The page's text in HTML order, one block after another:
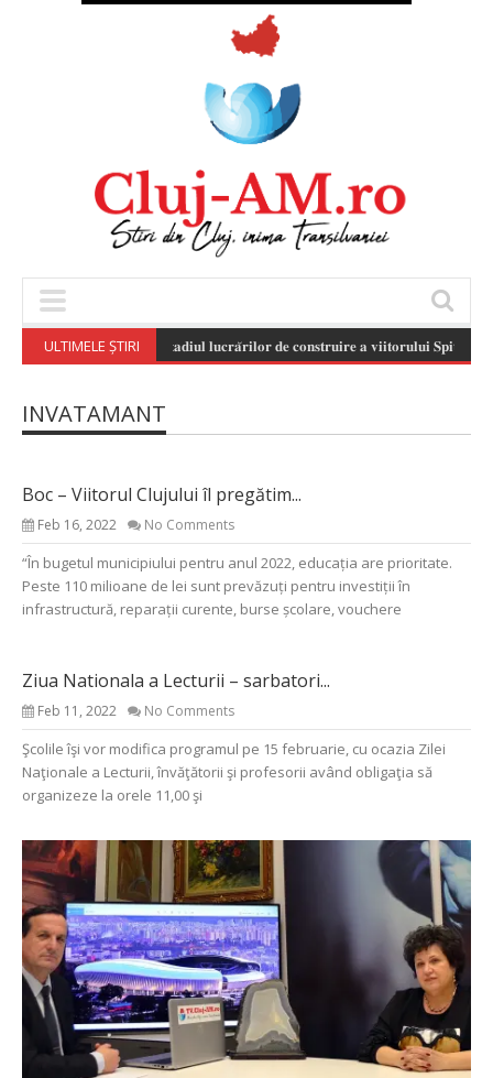
ULTIMELE ȘTIRI𝐒𝐭𝐚𝐝𝐢𝐮𝐥 𝐥𝐮𝐜𝐫𝐚̆𝐫𝐢𝐥𝐨𝐫 𝐝𝐞 𝐜𝐨𝐧𝐬𝐭𝐫𝐮𝐢𝐫𝐞 𝐚 𝐯𝐢𝐢𝐭𝐨𝐫𝐮𝐥𝐮𝐢 𝐒𝐩𝐢𝐭𝐚𝐥
INVATAMANT
Boc – Viitorul Clujului îl pregătim...
Feb 16, 2022 No Comments
“În bugetul municipiului pentru anul 2022, educația are prioritate.
Peste 110 milioane de lei sunt prevăzuți pentru investiții în
infrastructură, reparații curente, burse școlare, vouchere
Ziua Nationala a Lecturii – sarbatori...
Feb 11, 2022 No Comments
Şcolile îşi vor modifica programul pe 15 februarie, cu ocazia Zilei
Naţionale a Lecturii, învăţătorii şi profesorii având obligaţia să
organizeze la orele 11,00 şi